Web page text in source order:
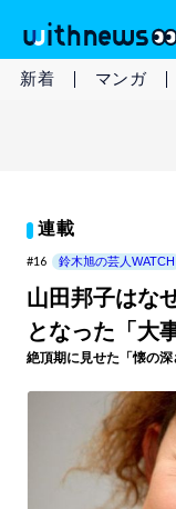
新着 マンガ
連載
#16 鈴木旭の芸人WATCH
山田邦子はな
となった「大
絶頂期に見せた「懐の深